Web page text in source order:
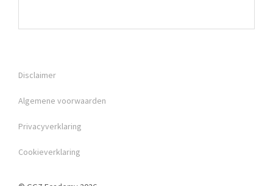
Disclaimer
Algemene voorwaarden
Privacyverklaring
Cookieverklaring